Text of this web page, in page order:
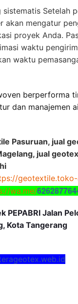
sistematis Setelah
akan mengatur
proyek Anda.
waktu
waktu
berperforma
dan manajemen
Pasuruan, jual
jual
wa.me/
PEPABRI Jalan
Kota Tangerang